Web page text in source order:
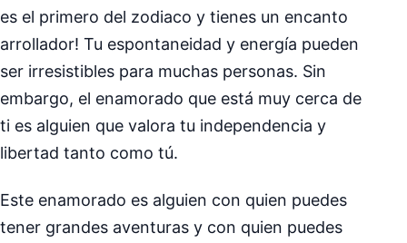
es el primero del zodiaco y tienes un encanto
arrollador! Tu espontaneidad y energía pueden
ser irresistibles para muchas personas. Sin
embargo, el enamorado que está muy cerca de
ti es alguien que valora tu independencia y
libertad tanto como tú.
Este enamorado es alguien con quien puedes
tener grandes aventuras y con quien puedes